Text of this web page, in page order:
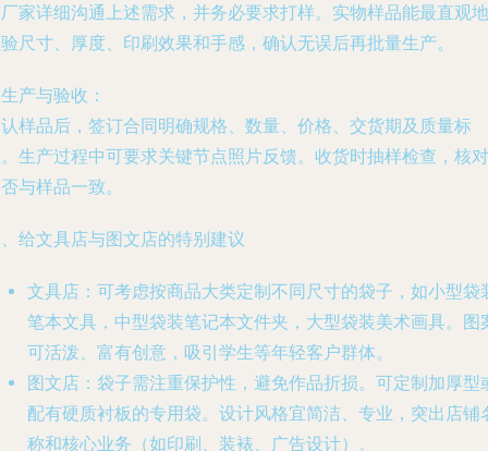
家详细沟通上述需求，并务必要求打样。实物样品能最直观地
尺寸、厚度、印刷效果和手感，确认无误后再批量生产。
生产与验收 ：
样品后，签订合同明确规格、数量、价格、交货期及质量标
生产过程中可要求关键节点照片反馈。收货时抽样检查，核对
与样品一致。
给文具店与图文店的特别建议
文具店 ：可考虑按商品大类定制不同尺寸的袋子，如小型袋
笔本文具，中型袋装笔记本文件夹，大型袋装美术画具。图
可活泼、富有创意，吸引学生等年轻客户群体。
图文店 ：袋子需注重保护性，避免作品折损。可定制加厚型
配有硬质衬板的专用袋。设计风格宜简洁、专业，突出店铺
称和核心业务（如印刷、装裱、广告设计）。